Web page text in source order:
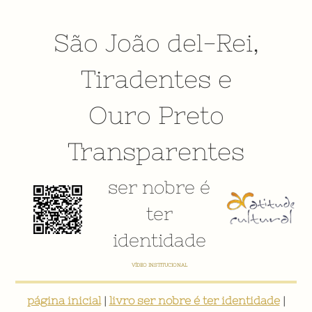
São João del-Rei,
Tiradentes e
Ouro Preto
Transparentes
ser nobre é
ter
identidade
VÍDEO INSTITUCIONAL
página inicial| livro ser nobre é ter identidade|